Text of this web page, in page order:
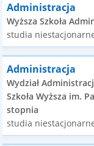
Administracja
Wyższa Szkoła
studia
Administracja
Wydział
Szkoła Wyższa im.
stopnia
studia